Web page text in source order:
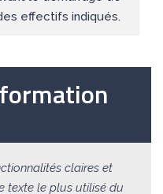
effectifs indiqués.
claires et
texte le plus utilisé du